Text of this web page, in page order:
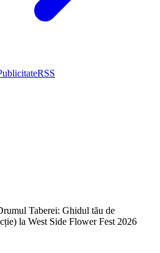
RSS
Taberei: Ghidul tău de
la West Side Flower Fest 2026